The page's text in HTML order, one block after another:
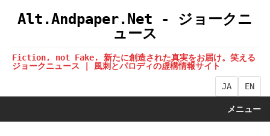
Alt.Andpaper.Net - ジョークニ
ュース
Fiction, not Fake. 新たに創造された真実をお届け。笑える
ジョークニュース | 風刺とパロディの虚構情報サイト
JA EN
メニュー